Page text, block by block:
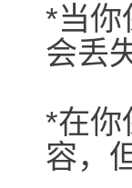
*当你
会丢
*在你
容，